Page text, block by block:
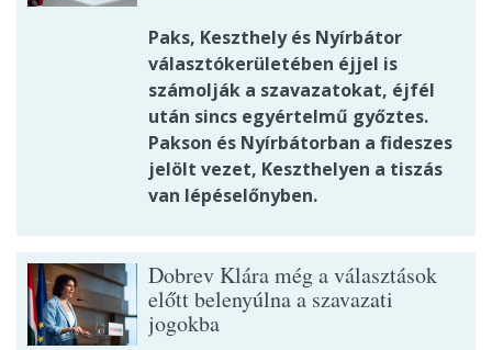
Paks, Keszthely és Nyírbátor
választókerületében éjjel is
számolják a szavazatokat, éjfél
után sincs egyértelmű győztes.
Pakson és Nyírbátorban a fideszes
jelölt vezet, Keszthelyen a tiszás
van lépéselőnyben.
Dobrev Klára még a választások
előtt belenyúlna a szavazati
jogokba